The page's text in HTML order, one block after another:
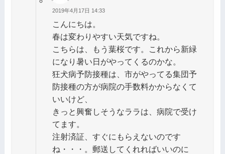
2019年4月17日 14:33
こんにちは。
春は変わりやすい天気ですね。
こちらは、もう葉桜です。これから新緑
になり暑い日がやってくるのかな。
狂犬病予防接種は、市がやってる集団予
防接種の方が病院の手数料かからなくて
いいけど、
きっと興奮しそうなララは、病院で受け
てます。
注射済証、すぐにもらえないのです
ね・・・。郵送してくれればいいのに